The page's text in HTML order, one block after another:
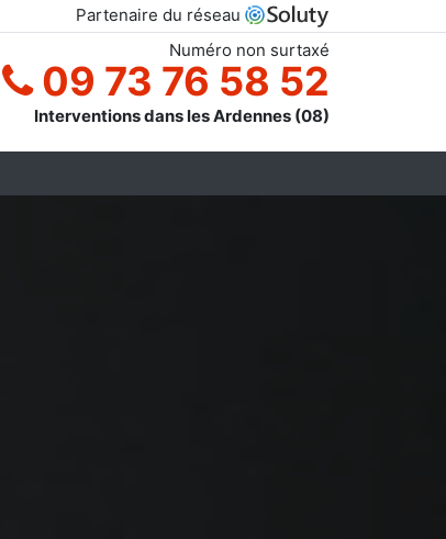
Partenaire du réseau
Numéro non surtaxé
09 73 76 58 52
Interventions dans les Ardennes (08)